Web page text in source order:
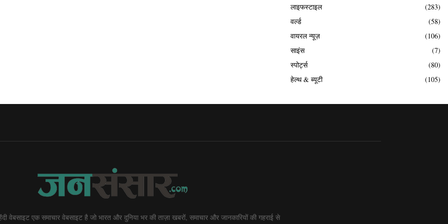
लाइफस्टाइल
(283)
वर्ल्ड
(58)
वायरल न्यूज़
(106)
साइंस
(7)
स्पोर्ट्स
(80)
हेल्थ & ब्यूटी
(105)
वेबसाइट एक समाचार वेबसाइट है जो भारत और दुनिया भर की ताज़ा खबरों, समाचार और जानकारियों की गहराई से